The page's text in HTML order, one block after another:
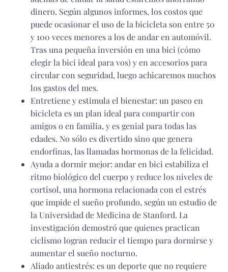
dinero. Según algunos informes, los costos que
puede ocasionar el uso de la bicicleta son entre 50
y 100 veces menores a los de andar en automóvil.
Tras una pequeña inversión en una bici (cómo
elegir la bici ideal para vos) y en accesorios para
circular con seguridad, luego achicaremos muchos
los gastos del mes.
Entretiene y estimula el bienestar: un paseo en
bicicleta es un plan ideal para compartir con
amigos o en familia, y es genial para todas las
edades. No sólo es divertido sino que genera
endorfinas, las llamadas hormonas de la felicidad.
Ayuda a dormir mejor: andar en bici estabiliza el
ritmo biológico del cuerpo y reduce los niveles de
cortisol, una hormona relacionada con el estrés
que impide el sueño profundo, según un estudio de
la Universidad de Medicina de Stanford. La
investigación demostró que quienes practican
ciclismo logran reducir el tiempo para dormirse y
aumentar el sueño nocturno.
Aliado antiestrés: es un deporte que no requiere